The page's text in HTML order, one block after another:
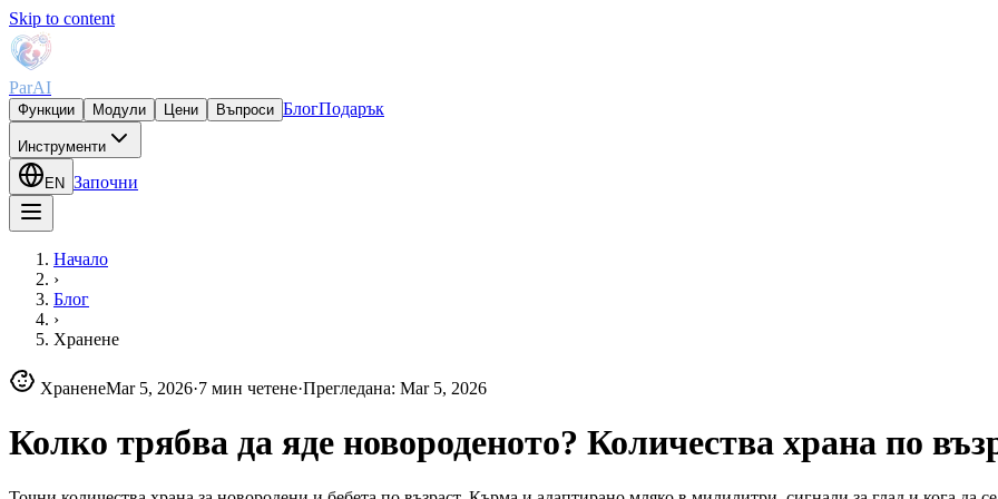
Skip to content
ParAI
Функции Модули Цени Въпроси БлогПодарък
Инструменти
EN Започни
Начало
›
Блог
›
Хранене
ХраненеMar 5, 2026·7 мин четене·Прегледана: Mar 5, 2026
Колко трябва да яде новороденото? Количества храна по